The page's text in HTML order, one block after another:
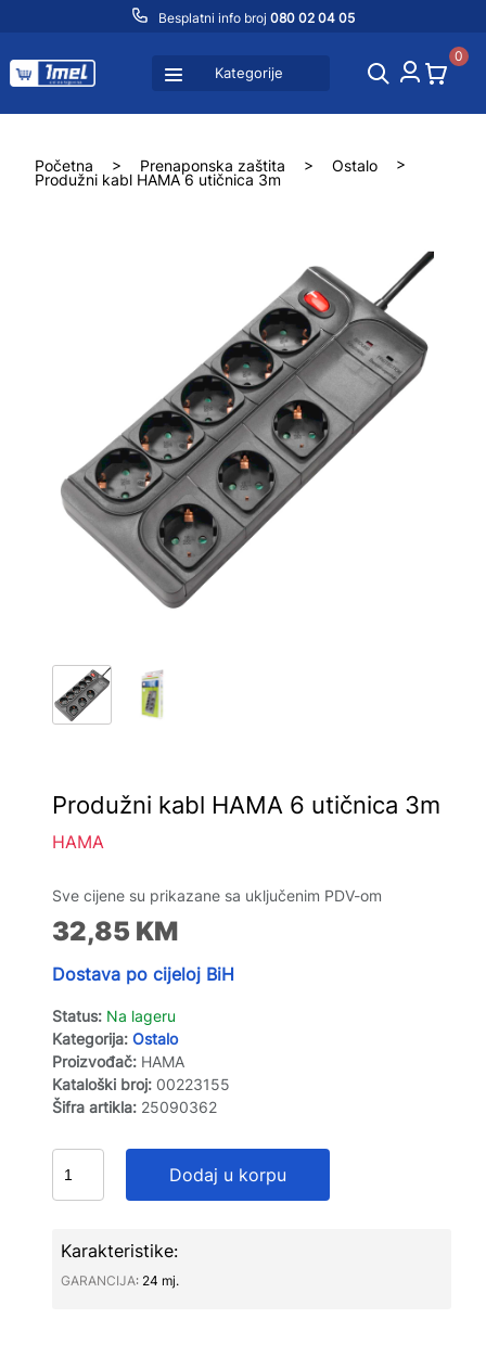
Besplatni info broj 080 02 04 05
Kategorije
0
Početna > Prenaponska zaštita > Ostalo
>
Produžni kabl HAMA 6 utičnica 3m
Produžni kabl HAMA 6 utičnica 3m
HAMA
Sve cijene su prikazane sa uključenim PDV-om
32,85 KM
Dostava po cijeloj BiH
Status: Na lageru
Kategorija: Ostalo
Proizvođač: HAMA
Kataloški broj: 00223155
Šifra artikla: 25090362
Dodaj u korpu
Karakteristike:
GARANCIJA∶ 24 mj.